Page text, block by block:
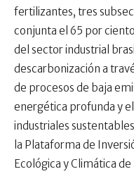
fertilizantes, tres
conjunta el 65 por
del sector industrial
descarbonización a
de procesos de baja
energética profunda y
industriales
la Plataforma de
Ecológica y Climática de